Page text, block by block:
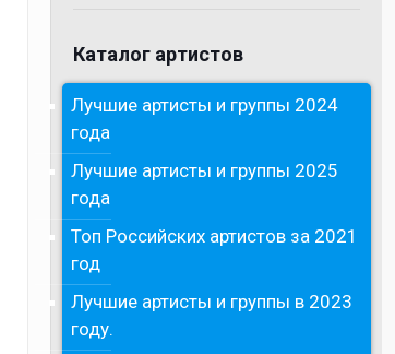
Каталог артистов
Лучшие артисты и группы 2024
года
Лучшие артисты и группы 2025
года
Топ Российских артистов за 2021
год
Лучшие артисты и группы в 2023
году.